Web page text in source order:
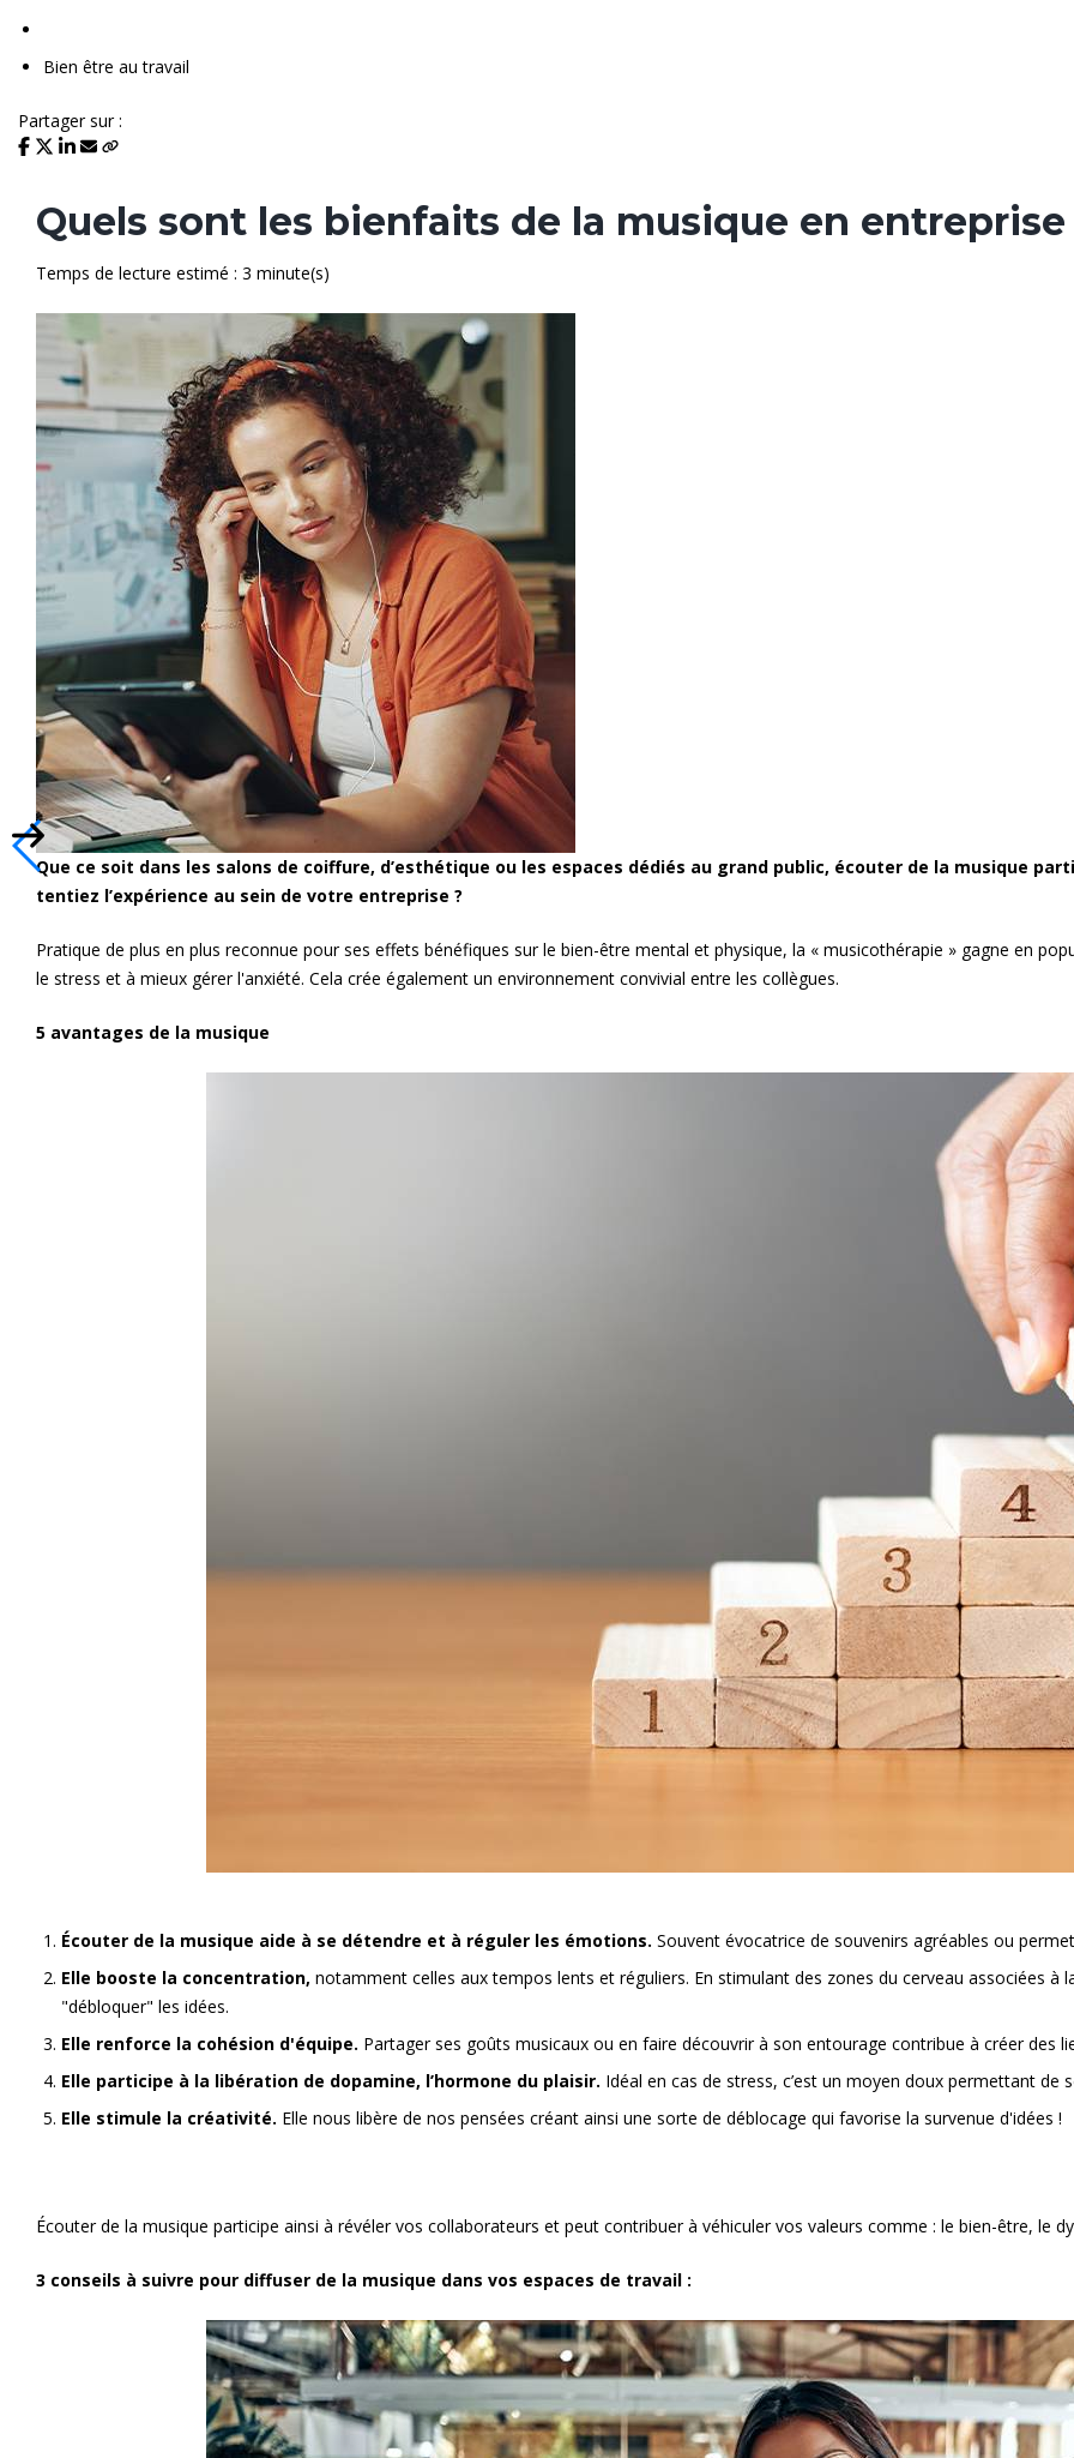
Bien être au travail
Partager sur :
Quels sont les bienfaits de la musique en entreprise
Temps de lecture estimé : 3 minute(s)
Que ce soit dans les salons de coiffure, d’esthétique ou les espaces dédiés au grand public, écouter de la musique
tentiez l’expérience au sein de votre entreprise ?
Pratique de plus en plus reconnue pour ses effets bénéfiques sur le bien-être mental et physique, la « musicothérapie » gagne en
le stress et à mieux gérer l'anxiété. Cela crée également un environnement convivial entre les collègues.
5 avantages de la musique
Écouter de la musique aide à se détendre et à réguler les émotions. Souvent évocatrice de souvenirs agréables ou
Elle booste la concentration, notamment celles aux tempos lents et réguliers. En stimulant des zones du cerveau associées
"débloquer" les idées.
Elle renforce la cohésion d'équipe. Partager ses goûts musicaux ou en faire découvrir à son entourage contribue à créer des
Elle participe à la libération de dopamine, l’hormone du plaisir. Idéal en cas de stress, c’est un moyen doux permettant de
Elle stimule la créativité. Elle nous libère de nos pensées créant ainsi une sorte de déblocage qui favorise la survenue d'idées !
Écouter de la musique participe ainsi à révéler vos collaborateurs et peut contribuer à véhiculer vos valeurs comme : le bien-être, le
3 conseils à suivre pour diffuser de la musique dans vos espaces de travail :